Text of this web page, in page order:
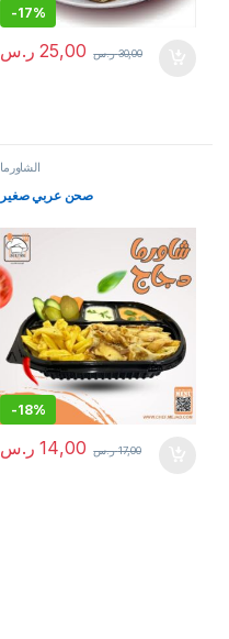
-17%
25,00 ر.س 30,00 ر.س
الشاورما
صحن عربي صغير
-18%
14,00 ر.س 17,00 ر.س